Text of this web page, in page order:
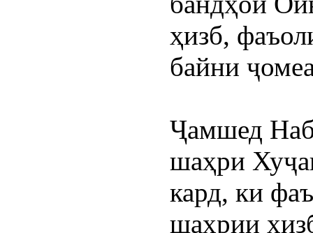
ҳизб,
байни
Ҷамшед
шаҳри
кард, ки
шаҳрии